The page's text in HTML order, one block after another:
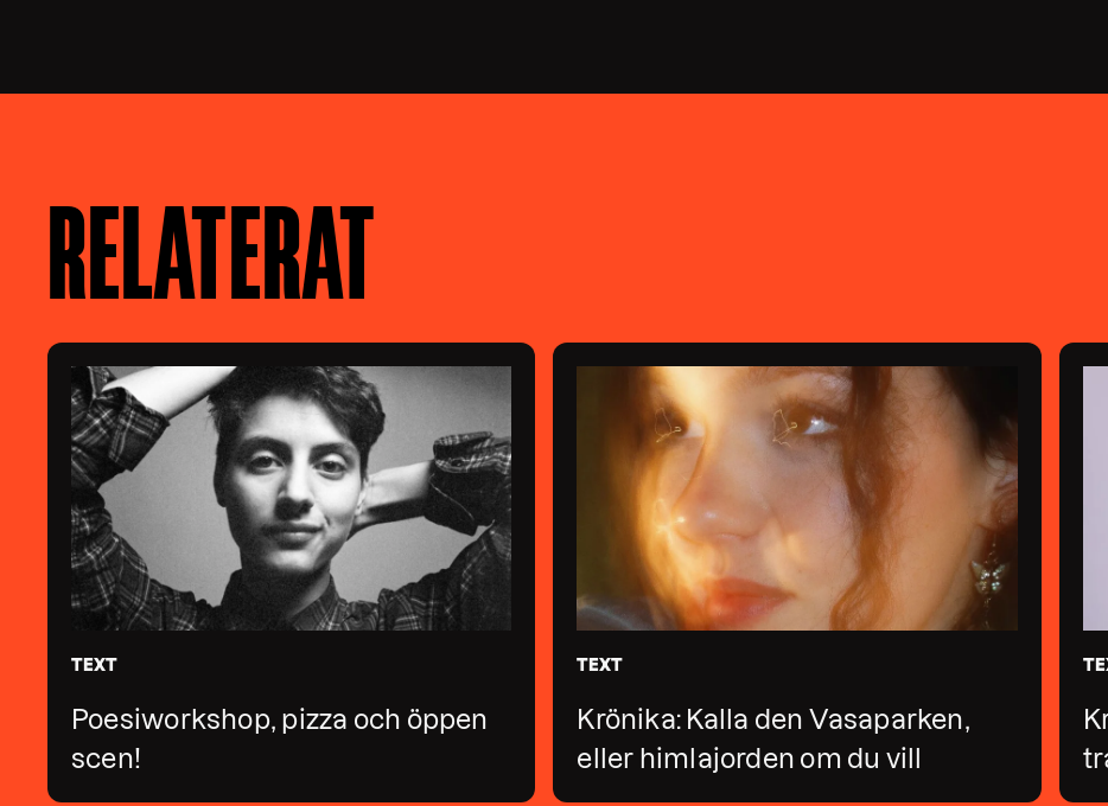
RELATERAT
TEXT
Poesiworkshop, pizza och öppen
scen!
TEXT
Krönika: Kalla den Vasaparken,
eller himlajorden om du vill